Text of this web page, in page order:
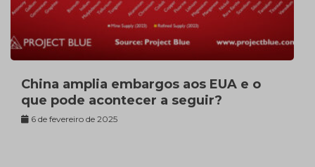
China amplia embargos aos EUA e o
que pode acontecer a seguir?
6 de fevereiro de 2025